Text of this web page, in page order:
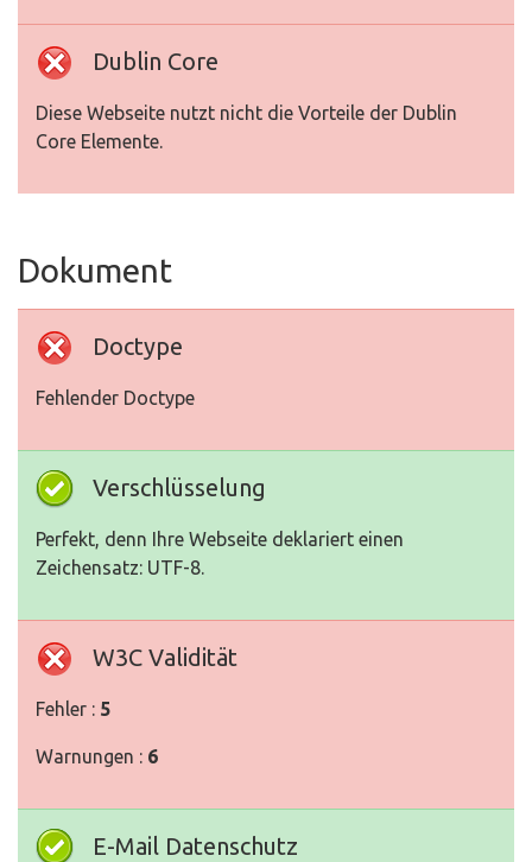
Dublin Core
Diese Webseite nutzt nicht die Vorteile der Dublin
Core Elemente.
Dokument
Doctype
Fehlender Doctype
Verschlüsselung
Perfekt, denn Ihre Webseite deklariert einen
Zeichensatz: UTF-8.
W3C Validität
Fehler : 5
Warnungen : 6
E-Mail Datenschutz